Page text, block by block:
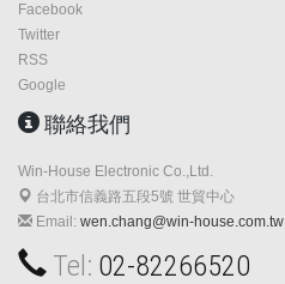
Facebook
Twitter
RSS
Google
聯絡我們
Win-House Electronic Co.,Ltd.
台北市信義路五段5號 世貿中心
Email: wen.chang@win-house.com.tw
Tel: 02-82266520